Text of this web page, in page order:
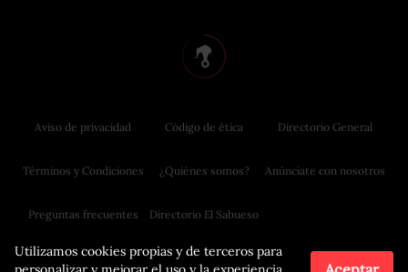
Utilizamos cookies propias y de terceros para
Aviso de privacidad
Términos y Condiciones
Preguntas frecuentes
Código de ética
¿Quiénes somos?
Directorio El Sabueso
Directorio General
Anúnciate con nosotros